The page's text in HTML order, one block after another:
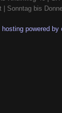
| Sonntag bis
hosting powered by